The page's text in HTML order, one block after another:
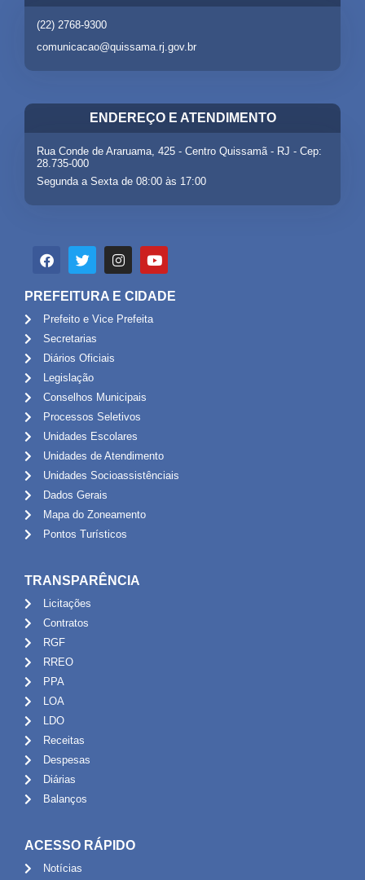
(22) 2768-9300
comunicacao@quissama.rj.gov.br
ENDEREÇO E ATENDIMENTO
Rua Conde de Araruama, 425 - Centro Quissamã - RJ - Cep:
28.735-000
Segunda a Sexta de 08:00 às 17:00
PREFEITURA E CIDADE
Prefeito e Vice Prefeita
Secretarias
Diários Oficiais
Legislação
Conselhos Municipais
Processos Seletivos
Unidades Escolares
Unidades de Atendimento
Unidades Socioassistênciais
Dados Gerais
Mapa do Zoneamento
Pontos Turísticos
TRANSPARÊNCIA
Licitações
Contratos
RGF
RREO
PPA
LOA
LDO
Receitas
Despesas
Diárias
Balanços
ACESSO RÁPIDO
Notícias